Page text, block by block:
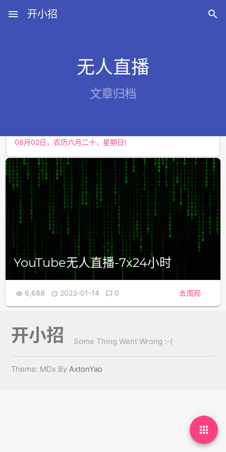
menu 开小招 
无人直播
文章归档
YouTube无人直播-7x24小时
 6,688  2023-01-14  0 去围观

开小招 Some Thing Went Wrong :-(
Theme: MDx ByAxtonYao
08月06日，农历六月廿四，星期四!
08月02日，农历六月二十，星期日!